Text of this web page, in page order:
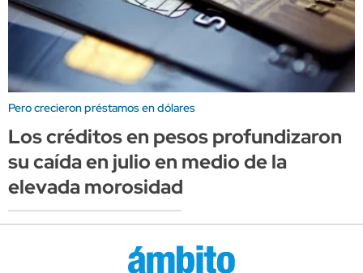
Pero crecieron préstamos en dólares
Los créditos en pesos profundizaron
su caída en julio en medio de la
elevada morosidad